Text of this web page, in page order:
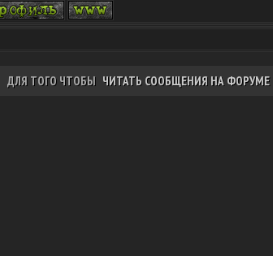
ДЛЯ ТОГО ЧТОБЫ ЧИТАТЬ СООБЩЕНИЯ НА ФОРУМЕ